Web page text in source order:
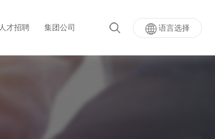
人才招聘 集团公司 语言选择